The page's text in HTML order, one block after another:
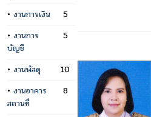
• งานการเงิน
5
• งานการ
บัญชี
5
• งานพัสดุ
10
• งานอาคาร
สถานที่
8